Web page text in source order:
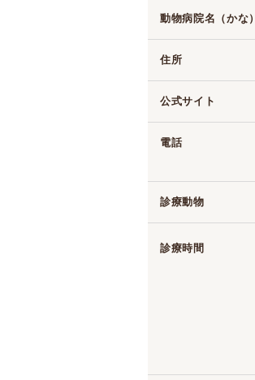
動物病院名（かな）
住所
公式サイト
電話
診療動物
診療時間